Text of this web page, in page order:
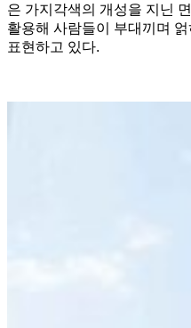
은 가지각색의 개성을 지닌
활용해 사람들이 부대끼며
표현하고 있다.